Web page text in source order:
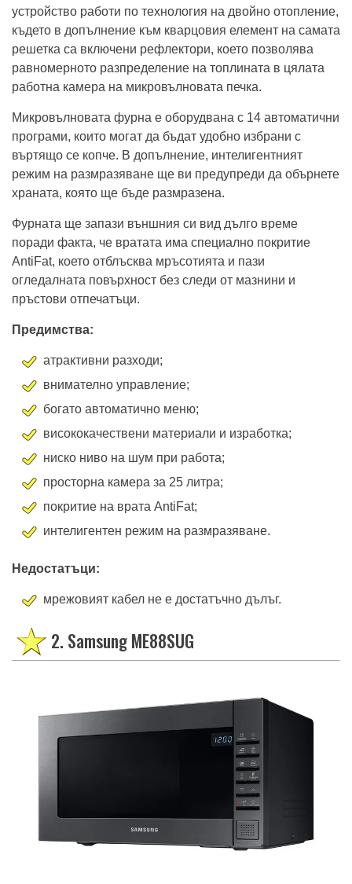
устройство работи по технология на двойно отопление,
където в допълнение към кварцовия елемент на самата
решетка са включени рефлектори, което позволява
равномерното разпределение на топлината в цялата
работна камера на микровълновата печка.
Микровълновата фурна е оборудвана с 14 автоматични
програми, които могат да бъдат удобно избрани с
въртящо се копче. В допълнение, интелигентният
режим на размразяване ще ви предупреди да обърнете
храната, която ще бъде размразена.
Фурната ще запази външния си вид дълго време
поради факта, че вратата има специално покритие
AntiFat, което отблъсква мръсотията и пази
огледалната повърхност без следи от мазнини и
пръстови отпечатъци.
Предимства:
атрактивни разходи;
внимателно управление;
богато автоматично меню;
висококачествени материали и изработка;
ниско ниво на шум при работа;
просторна камера за 25 литра;
покритие на врата AntiFat;
интелигентен режим на размразяване.
Недостатъци:
мрежовият кабел не е достатъчно дълъг.
2. Samsung ME88SUG